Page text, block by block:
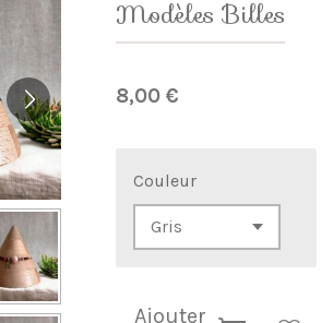
Modèles Billes
8,00 €
Couleur
Ajouter